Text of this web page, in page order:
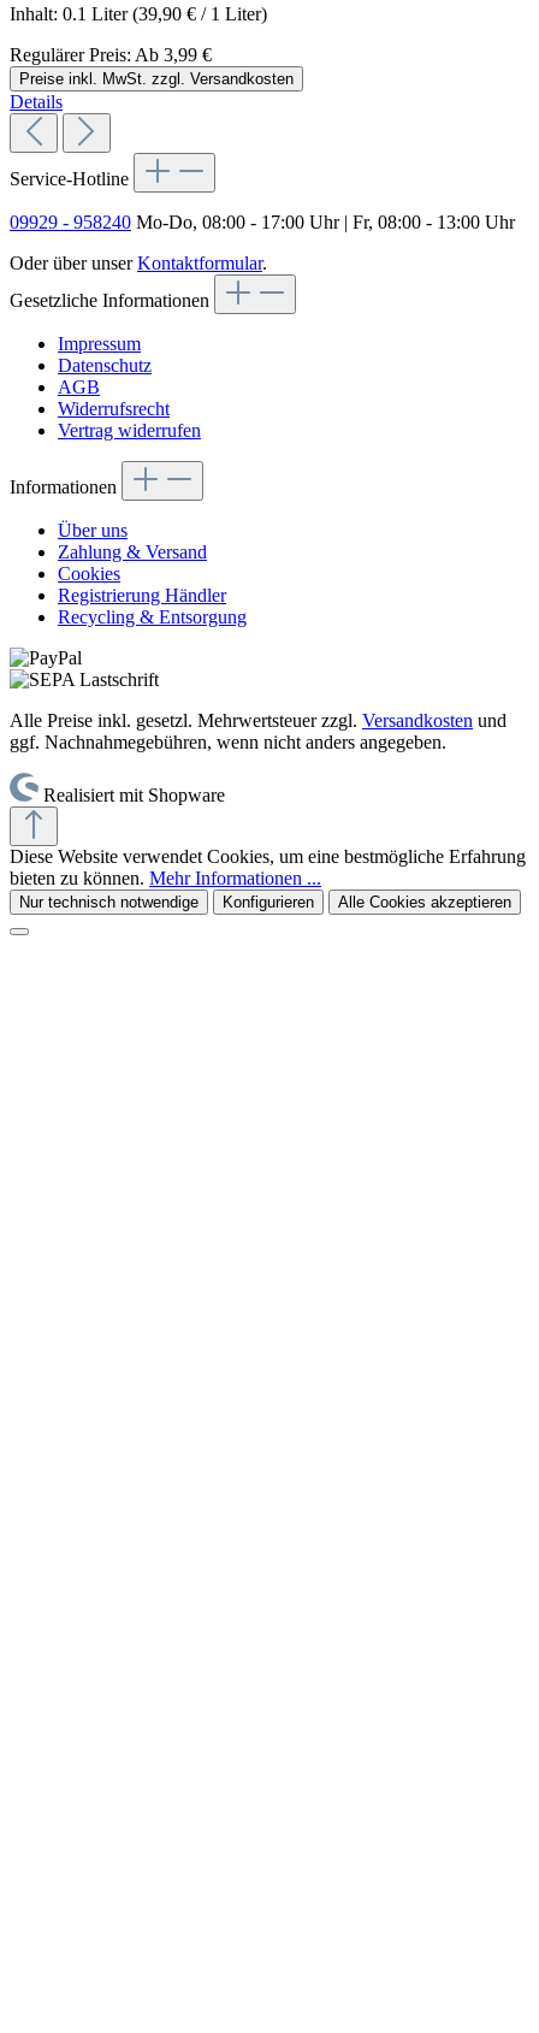
Inhalt: 0.1 Liter(39,90 € / 1 Liter)
Regulärer Preis: Ab 3,99 €
Preise inkl. MwSt. zzgl. Versandkosten
Details
Service-Hotline
09929 - 958240 Mo-Do, 08:00 - 17:00 Uhr | Fr, 08:00 - 13:00 Uhr
Oder über unserKontaktformular.
Gesetzliche Informationen
Impressum
Datenschutz
AGB
Widerrufsrecht
Vertrag widerrufen
Informationen
Über uns
Zahlung & Versand
Cookies
Registrierung Händler
Recycling & Entsorgung
Alle Preise inkl. gesetzl. Mehrwertsteuer zzgl. Versandkosten und
ggf. Nachnahmegebühren, wenn nicht anders angegeben.
Realisiert mit Shopware
Diese Website verwendet Cookies, um eine bestmögliche Erfahrung
bieten zu können. Mehr Informationen ...
Nur technisch notwendige Konfigurieren Alle Cookies akzeptieren